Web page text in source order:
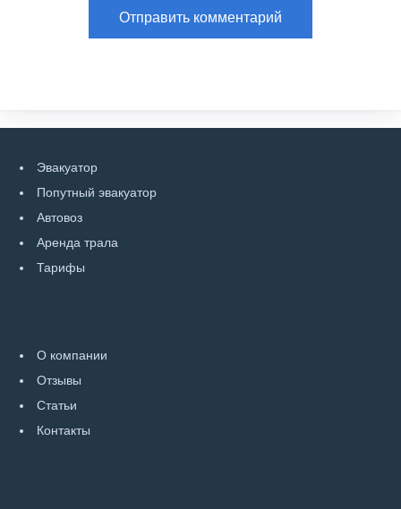
Эвакуатор
Попутный эвакуатор
Автовоз
Аренда трала
Тарифы
О компании
Отзывы
Статьи
Контакты